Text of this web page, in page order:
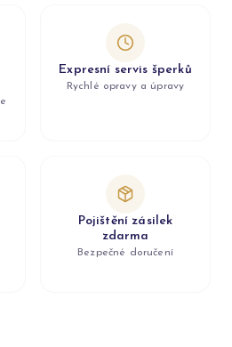
Expresní servis šperků
Rychlé opravy a úpravy
Pojištění zásilek
zdarma
Bezpečné doručení